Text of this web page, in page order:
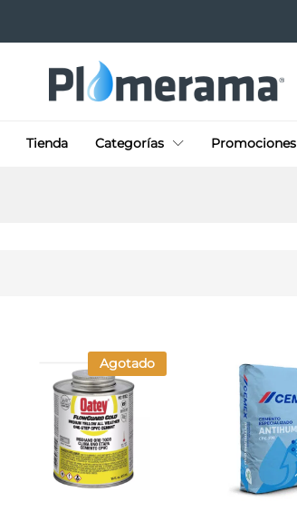
Tienda Categorías Promociones
Agotado